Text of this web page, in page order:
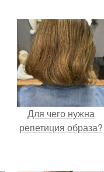
Для чего нужна
репетиция образа?